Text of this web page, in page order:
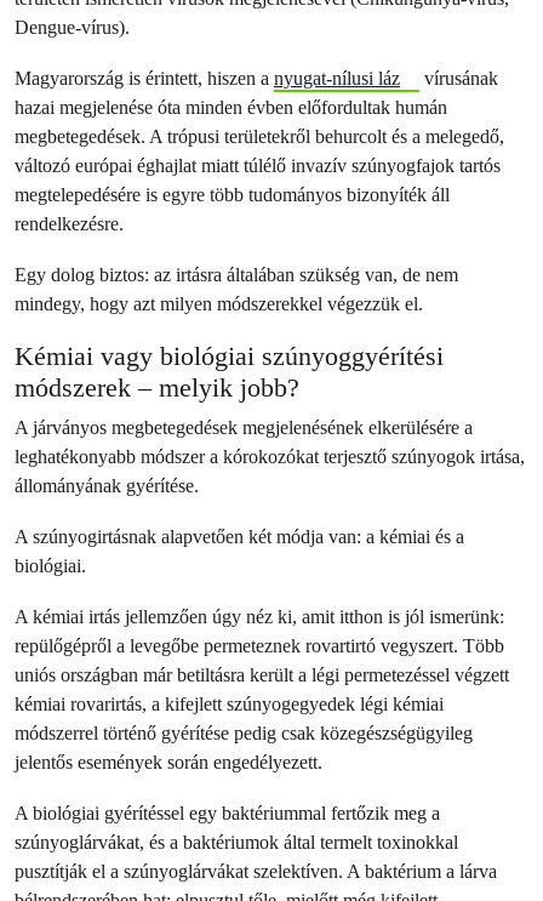
Dengue-vírus).
Magyarország is érintett, hiszen a nyugat-nílusi láz
vírusának
hazai megjelenése óta minden évben előfordultak humán
megbetegedések. A trópusi területekről behurcolt és a melegedő,
változó európai éghajlat miatt túlélő invazív szúnyogfajok tartós
megtelepedésére is egyre több tudományos bizonyíték áll
rendelkezésre.
Egy dolog biztos: az irtásra általában szükség van, de nem
mindegy, hogy azt milyen módszerekkel végezzük el.
Kémiai vagy biológiai szúnyoggyérítési
módszerek – melyik jobb?
A járványos megbetegedések megjelenésének elkerülésére a
leghatékonyabb módszer a kórokozókat terjesztő szúnyogok irtása,
állományának gyérítése.
A szúnyogirtásnak alapvetően két módja van: a kémiai és a
biológiai.
A kémiai irtás jellemzően úgy néz ki, amit itthon is jól ismerünk:
repülőgépről a levegőbe permeteznek rovartirtó vegyszert. Több
uniós országban már betiltásra került a légi permetezéssel végzett
kémiai rovarirtás, a kifejlett szúnyogegyedek légi kémiai
módszerrel történő gyérítése pedig csak közegészségügyileg
jelentős események során engedélyezett.
A biológiai gyérítéssel egy baktériummal fertőzik meg a
szúnyoglárvákat, és a baktériumok által termelt toxinokkal
pusztítják el a szúnyoglárvákat szelektíven. A baktérium a lárva